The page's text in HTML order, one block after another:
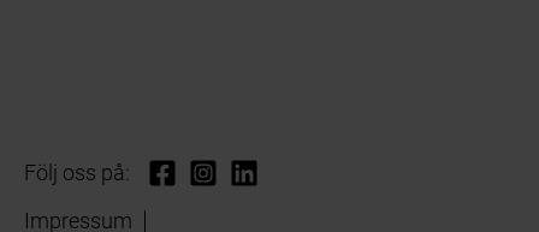
Följ oss på:
Impressum